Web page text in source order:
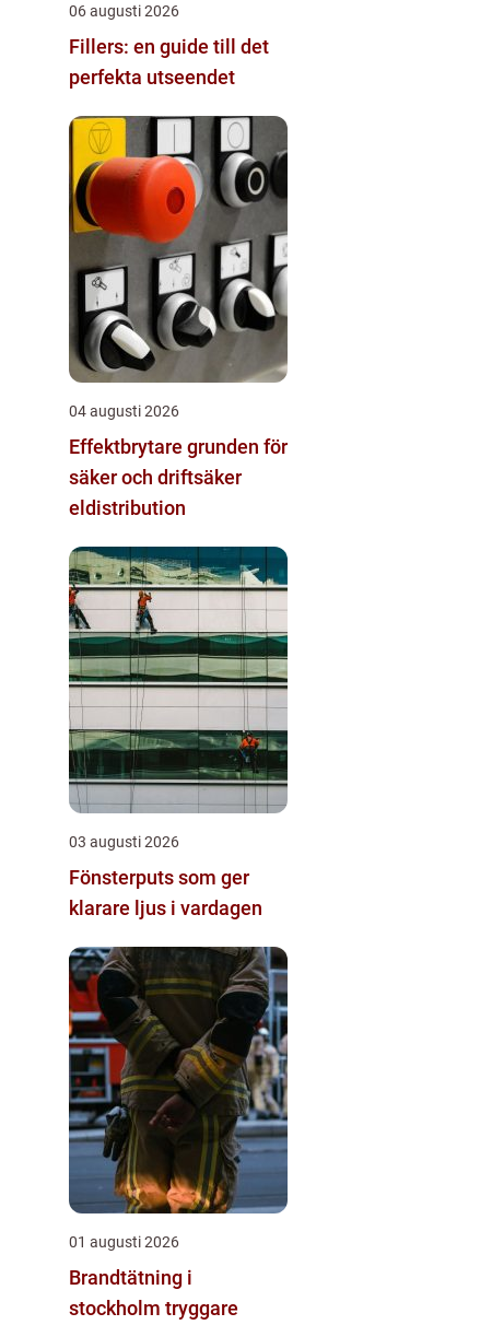
06 augusti 2026
Fillers: en guide till det
perfekta utseendet
04 augusti 2026
Effektbrytare grunden för
säker och driftsäker
eldistribution
03 augusti 2026
Fönsterputs som ger
klarare ljus i vardagen
01 augusti 2026
Brandtätning i
stockholm tryggare